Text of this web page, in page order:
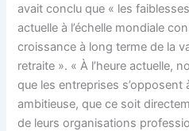
avait conclu que « les
actuelle à l’échelle mondiale
croissance à long terme de la
retraite ». « À l’heure actuelle,
que les entreprises s’opposent
ambitieuse, que ce soit
de leurs organisations